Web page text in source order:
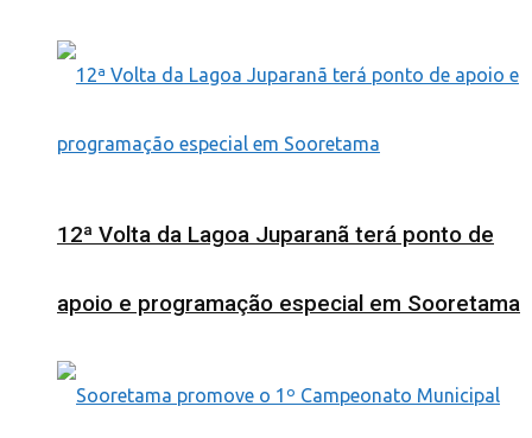
12ª Volta da Lagoa Juparanã terá ponto de
apoio e programação especial em Sooretama